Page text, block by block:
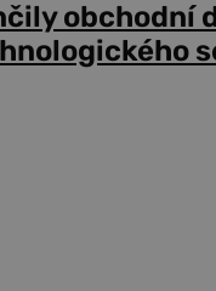
obchodní